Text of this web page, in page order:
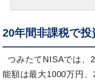
20年間非課税で
つみたてNISAでは、
能額は最大1000万円